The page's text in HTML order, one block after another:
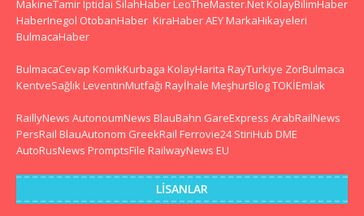
MakineTamir Iptidai SilahHaber LeoTheMaster.Net KolayBilimHaber
HaberInegol OtobanHaber KiraHaberAEY MarkaHikayeleri
BulmacaHaber
BulmacaCevap KomikKurbaga KolayHarita RayTurkiye ZorBulmaca
KentveSağlık LeventinMutfağı Rayİhale MeşhurBlogTOKİEmlak
RaillyNews AutonoumNews BlauBahn GareExpress ArabRailNews
PersRail BlauAutonom GreekRail Ferrovie24 StiriHub DME
AutoRusNews PromptsFile RailwayNews EU
LISANLAR